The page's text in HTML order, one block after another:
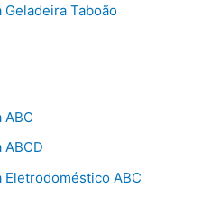
Taboão
ABC
ABC